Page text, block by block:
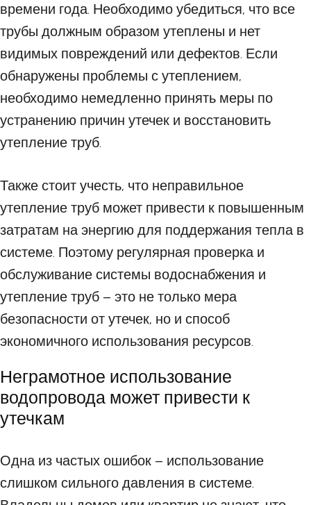
времени года. Необходимо убедиться, что все
трубы должным образом утеплены и нет
видимых повреждений или дефектов. Если
обнаружены проблемы с утеплением,
необходимо немедленно принять меры по
устранению причин утечек и восстановить
утепление труб.
Также стоит учесть, что неправильное
утепление труб может привести к повышенным
затратам на энергию для поддержания тепла в
системе. Поэтому регулярная проверка и
обслуживание системы водоснабжения и
утепление труб – это не только мера
безопасности от утечек, но и способ
экономичного использования ресурсов.
Неграмотное использование
водопровода может привести к
утечкам
Одна из частых ошибок – использование
слишком сильного давления в системе.